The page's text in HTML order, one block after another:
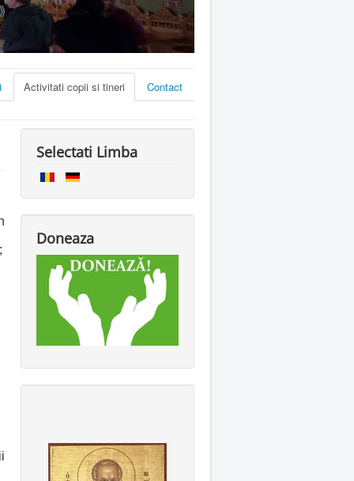
Activitati copii si tineri Contact
Selectati Limba
Doneaza